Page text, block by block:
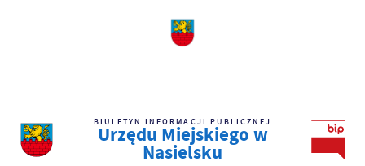
BIULETYN INFORMACJI PUBLICZNEJ
Urzędu Miejskiego w
Nasielsku